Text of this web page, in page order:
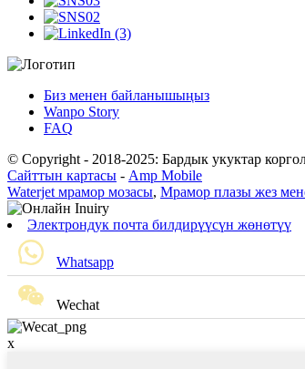
Биз менен байланышыңыз
Wanpo Story
FAQ
© Copyright - 2018-2025: Бардык укуктар
Сайттын картасы - Amp Mobile
Waterjet мрамор мозасы, Мрамор плазы жез
Электрондук почта билдирүүсүн жөнөтүү
Whatsapp
Wechat
x